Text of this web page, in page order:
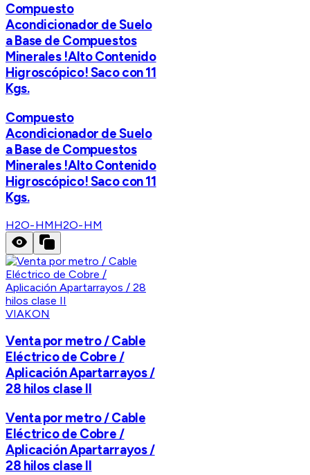
Compuesto
Acondicionador de Suelo
a Base de Compuestos
Minerales !Alto Contenido
Higroscópico! Saco con 11
Kgs.
Compuesto
Acondicionador de Suelo
a Base de Compuestos
Minerales !Alto Contenido
Higroscópico! Saco con 11
Kgs.
H2O-HMH2O-HM
VIAKON
Venta por metro / Cable
Eléctrico de Cobre /
Aplicación Apartarrayos /
28 hilos clase II
Venta por metro / Cable
Eléctrico de Cobre /
Aplicación Apartarrayos /
28 hilos clase II